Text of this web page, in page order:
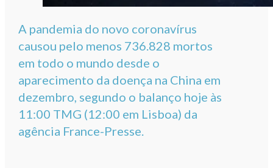
A pandemia do novo coronavírus
causou pelo menos 736.828 mortos
em todo o mundo desde o
aparecimento da doença na China em
dezembro, segundo o balanço hoje às
11:00 TMG (12:00 em Lisboa) da
agência France-Presse.